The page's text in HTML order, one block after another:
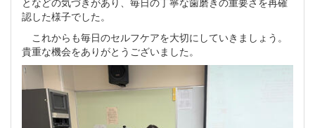
認した様子でした。
これからも毎日のセルフケアを大切にしていきましょう。
貴重な機会をありがとうございました。